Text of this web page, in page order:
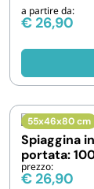
a partire da:
€ 26,90
55x46x80 cm
Spiaggina
portata:
prezzo:
€ 26,90